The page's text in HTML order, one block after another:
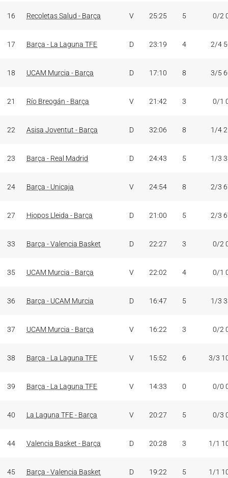
16 Recoletas Salud - Barça V 25:25 5 0/2
17 Barça - La Laguna TFE D 23:19 4 2/4
18 UCAM Murcia - Barça D 17:10 8 3/5
21 Río Breogán - Barça V 21:42 3 0/1
22 Asisa Joventut - Barça D 32:06 8 1/4
23 Barça - Real Madrid D 24:43 5 1/3
24 Barça - Unicaja V 24:54 8 2/3
27 Hiopos Lleida - Barça D 21:00 5 2/3
33 Barça - Valencia Basket D 22:27 3 0/2
35 UCAM Murcia - Barça V 22:02 4 0/1
36 Barça - UCAM Murcia D 16:47 5 1/3
37 UCAM Murcia - Barça V 16:22 3 0/2
38 Barça - La Laguna TFE V 15:52 6 3/3
39 Barça - La Laguna TFE V 14:33 0 0/0
40 La Laguna TFE - Barça V 20:27 5 0/3
44 Valencia Basket - Barça D 20:28 3 1/1
45 Barça - Valencia Basket D 19:22 5 1/1